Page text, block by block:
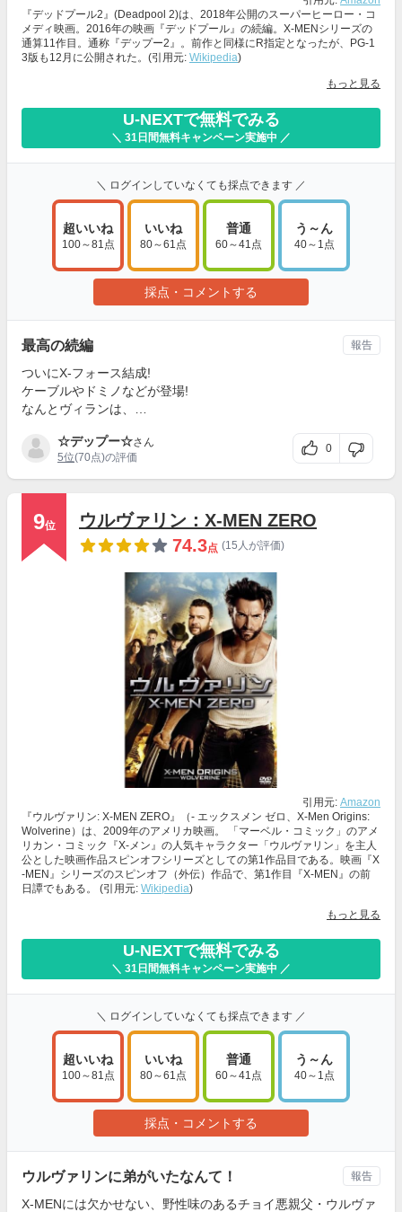
『デッドプール2』(Deadpool 2)は、2018年公開のスーパーヒーロー・コ
メディ映画。2016年の映画『デッドプール』の続編。X-MENシリーズの
通算11作目。通称『デップー2』。前作と同様にR指定となったが、PG-1
3版も12月に公開された。(引用元: Wikipedia)
もっと見る
U-NEXTで無料でみる
＼ 31日間無料キャンペーン実施中 ／
＼ ログインしていなくても採点できます ／
超いいね
100～81点
いいね
80～61点
普通
60～41点
う～ん
40～1点
採点・コメントする
最高の続編
ついにX-フォース結成!
ケーブルやドミノなどが登場!
なんとヴィランは、…
☆デップー☆さん
5位(70点)の評価
0
報告
9位
ウルヴァリン：X-MEN ZERO
74.3点 (15人が評価)
引用元: Amazon
『ウルヴァリン: X-MEN ZERO』（- エックスメン ゼロ、X-Men Origins:
Wolverine）は、2009年のアメリカ映画。 「マーベル・コミック」のアメ
リカン・コミック『X-メン』の人気キャラクター「ウルヴァリン」を主人
公とした映画作品スピンオフシリーズとしての第1作品目である。映画『X
-MEN』シリーズのスピンオフ（外伝）作品で、第1作目『X-MEN』の前
日譚でもある。 (引用元: Wikipedia)
もっと見る
U-NEXTで無料でみる
＼ 31日間無料キャンペーン実施中 ／
＼ ログインしていなくても採点できます ／
超いいね
100～81点
いいね
80～61点
普通
60～41点
う～ん
40～1点
採点・コメントする
ウルヴァリンに弟がいたなんて！
X-MENには欠かせない、野性味のあるチョイ悪親父・ウルヴァ
報告